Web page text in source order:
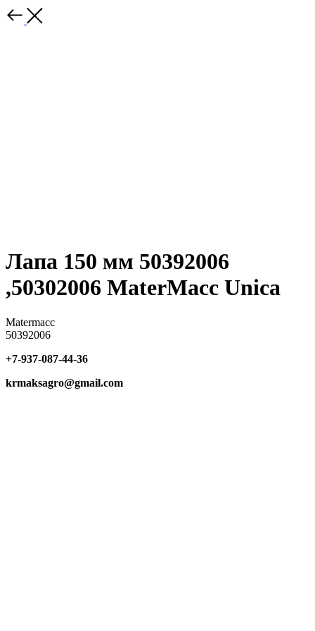
Лапа 150 мм 50392006
,50302006 MaterMacc Unica
Matermacc
50392006
+7-937-087-44-36
krmaksagro@gmail.com